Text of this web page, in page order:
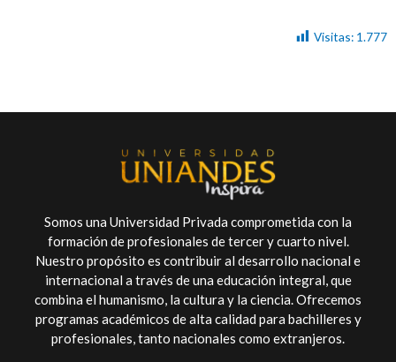
Visitas: 1.777
Somos una Universidad Privada comprometida con la
formación de profesionales de tercer y cuarto nivel.
Nuestro propósito es contribuir al desarrollo nacional e
internacional a través de una educación integral, que
combina el humanismo, la cultura y la ciencia. Ofrecemos
programas académicos de alta calidad para bachilleres y
profesionales, tanto nacionales como extranjeros.